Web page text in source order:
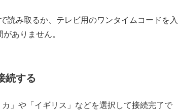
読み取るか、テレビ用のワンタイムコードを入
ありません。
続する
」や「イギリス」などを選択して接続完了で